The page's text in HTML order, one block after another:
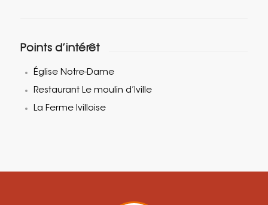
Points d’intérêt
Église Notre-Dame
Restaurant Le moulin d’Iville
La Ferme Ivilloise